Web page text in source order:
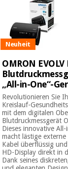
Neuheit
OMRON
„All-in-One“-
Revolutionieren Sie
Kreislauf-
mit dem digitalen
Blutdruckmessgerät
Dieses innovative
macht lästige externe
Kabel überflüssig
HD-Display direkt in
Dank seines